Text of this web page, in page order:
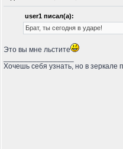
user1 писал(а):
Брат, ты сегодня в ударе!
Это вы мне льстите
Хочешь себя узнать, но в зеркале